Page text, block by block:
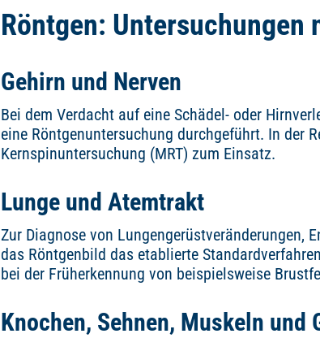
Röntgen: Untersuchungen
Gehirn und Nerven
Bei dem Verdacht auf eine Schädel- oder
eine Röntgenuntersuchung durchgeführt. In der
Kernspinuntersuchung (MRT) zum Einsatz.
Lunge und Atemtrakt
Zur Diagnose von Lungengerüstveränderungen,
das Röntgenbild das etablierte
bei der Früherkennung von beispielsweise
Knochen, Sehnen, Muskeln und